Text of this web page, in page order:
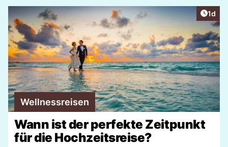
1d
Wellnessreisen
Wann ist der perfekte Zeitpunkt
für die Hochzeitsreise?